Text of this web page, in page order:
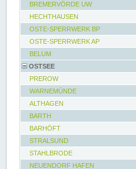
BREMERVÖRDE UW
HECHTHAUSEN
OSTE-SPERRWERK BP
OSTE-SPERRWERK AP
BELUM
OSTSEE
PREROW
WARNEMÜNDE
ALTHAGEN
BARTH
BARHÖFT
STRALSUND
STAHLBRODE
NEUENDORF HAFEN